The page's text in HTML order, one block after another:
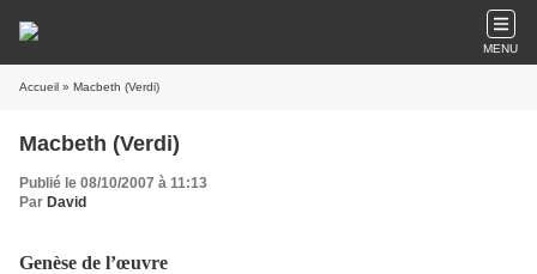
MENU
Accueil » Macbeth (Verdi)
Macbeth (Verdi)
Publié le 08/10/2007 à 11:13
Par David
Genèse de l’œuvre